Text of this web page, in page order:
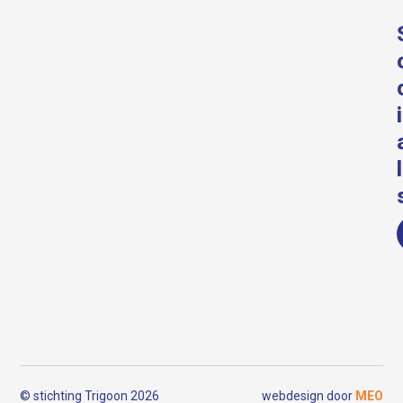
i
© stichting Trigoon 2026 webdesign door MEO